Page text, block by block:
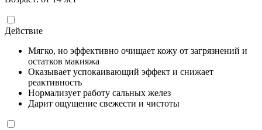
Действие
Мягко, но эффективно очищает кожу от загрязнений и
остатков макияжа
Оказывает успокаивающий эффект и снижает
реактивность
Нормализует работу сальных желез
Дарит ощущение свежести и чистоты